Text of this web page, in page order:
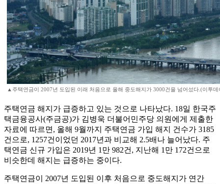
▲주택연금이 2007년 도입된 이래 처음으로 올해 중도해지가 3000건을 넘어섰다.(이투데
주택연금 해지가 급증하고 있는 것으로 나타났다. 18일 한국주
택금융공사(주금공)가 김병욱 더불어민주당 의원에게 제출한
자료에 따르면, 올해 9월까지 주택연금 가입 해지 건수가 3185
건으로, 1257건이었던 2017년과 비교해 2.5배나 늘어났다. 주
택연금 신규 가입은 2019년 1만 982건, 지난해 1만 172건으로
비슷한데 해지는 급증하는 중이다.
주택연금이 2007년 도입된 이후 처음으로 중도해지가 연간